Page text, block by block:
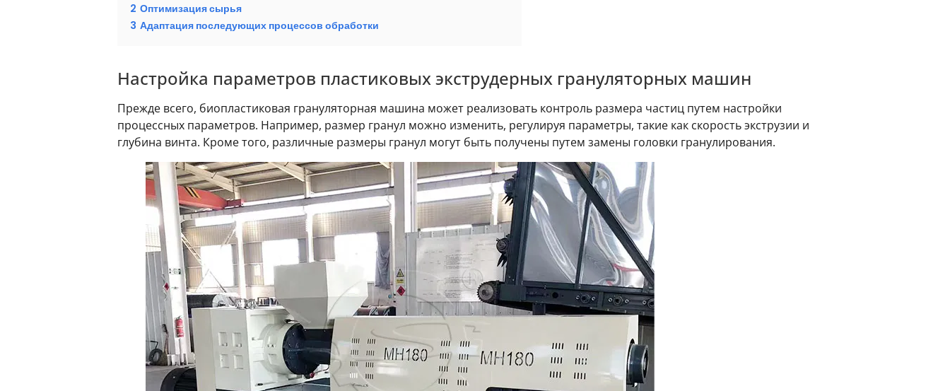
2 Оптимизация сырья
3 Адаптация последующих процессов обработки
Настройка параметров пластиковых экструдерных грануляторных машин
Прежде всего, биопластиковая грануляторная машина может реализовать контроль размера частиц путем настройки
процессных параметров. Например, размер гранул можно изменить, регулируя параметры, такие как скорость экструзии и
глубина винта. Кроме того, различные размеры гранул могут быть получены путем замены головки гранулирования.